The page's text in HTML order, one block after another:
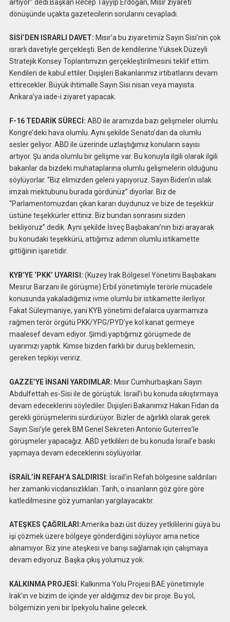
artıyor” dedi.Başkan Recep Tayyip Erdoğan, Mısır ziyareti
dönüşünde uçakta gazetecilerin sorularını cevapladı.
SİSİ’DEN ISRARLI DAVET: Mısır’a bu ziyaretimiz Sayın Sisi’nin çok
ısrarlı davetiyle gerçekleşti. Ben de kendilerine Yüksek Düzeyli
Stratejik Konsey Toplantımızın gerçekleştirilmesini teklif ettim.
Kendileri de kabul ettiler. Dışişleri Bakanlarımız irtibatlarını devam
ettirecekler. Büyük ihtimalle Sayın Sisi nisan veya mayısta
Ankara’ya iade-i ziyaret yapacak.
F-16 TEDARİK SÜRECİ: ABD ile aramızda bazı gelişmeler olumlu.
Kongre’deki hava olumlu. Aynı şekilde Senato’dan da olumlu
sesler geliyor. ABD ile üzerinde uzlaştığımız konuların sayısı
artıyor. Şu anda olumlu bir gelişme var. Bu konuyla ilgili olarak ilgili
bakanlar da bizdeki muhataplarına olumlu gelişmelerin olduğunu
söylüyorlar. “Biz elimizden geleni yapıyoruz. Sayın Biden’ın ıslak
imzalı mektubunu burada gördünüz” diyorlar. Biz de
“Parlamentomuzdan çıkan kararı duydunuz ve bize de teşekkür
üstüne teşekkürler ettiniz. Biz bundan sonrasını sizden
bekliyoruz” dedik. Aynı şekilde İsveç Başbakanı’nın bizi arayarak
bu konudaki teşekkürü, attığımız adımın olumlu istikamette
gittiğinin işaretidir.
KYB’YE ‘PKK’ UYARISI: (Kuzey Irak Bölgesel Yönetimi Başbakanı
Mesrur Barzani ile görüşme) Erbil yönetimiyle terörle mücadele
konusunda yakaladığımız ivme olumlu bir istikamette ilerliyor.
Fakat Süleymaniye, yani KYB yönetimi defalarca uyarmamıza
rağmen terör örgütü PKK/YPG/PYD’ye kol kanat germeye
maalesef devam ediyor. Şimdi yaptığımız görüşmede de
uyarımızı yaptık. Kimse bizden farklı bir duruş beklemesin,
gereken tepkiyi veririz.
GAZZE’YE İNSANİ YARDIMLAR: Mısır Cumhurbaşkanı Sayın
Abdulfettah es-Sisi ile de görüştük. İsrail’i bu konuda sıkıştırmaya
devam edeceklerini söylediler. Dışişleri Bakanımız Hakan Fidan da
gerekli görüşmelerini sürdürüyor. Bizler de ağırlıklı olarak gerek
Sayın Sisi’yle gerek BM Genel Sekreteri Antonio Guterres’le
görüşmeler yapacağız. ABD yetkilileri de bu konuda İsrail’e baskı
yapmaya devam edeceklerini söylüyorlar.
İSRAİL’İN REFAH’A SALDIRISI: İsrail’in Refah bölgesine saldırıları
her zamanki vicdansızlıkları. Tarih, o insanların göz göre göre
katledilmesine göz yumanları yargılayacaktır.
ATEŞKES ÇAĞRILARI:Amerika bazı üst düzey yetkililerini güya bu
işi çözmek üzere bölgeye gönderdiğini söylüyor ama netice
alınamıyor. Biz yine ateşkesi ve barışı sağlamak için çalışmaya
devam ediyoruz. Başka çıkış yolumuz yok.
KALKINMA PROJESİ: Kalkınma Yolu Projesi BAE yönetimiyle
Irak’ın ve bizim de içinde yer aldığımız dev bir proje. Bu yol,
bölgemizin yeni bir İpekyolu haline gelecek.